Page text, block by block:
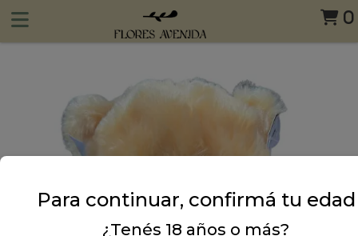
0
Para continuar, confirmá tu edad
¿Tenés 18 años o más?